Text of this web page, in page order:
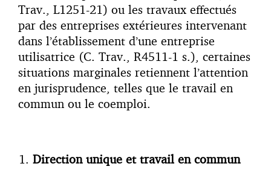
Trav., L1251-21) ou les travaux effectués
par des entreprises extérieures intervenant
dans l’établissement d’une entreprise
utilisatrice (C. Trav., R4511-1 s.), certaines
situations marginales retiennent l’attention
en jurisprudence, telles que le travail en
commun ou le coemploi.
Direction unique et travail en commun